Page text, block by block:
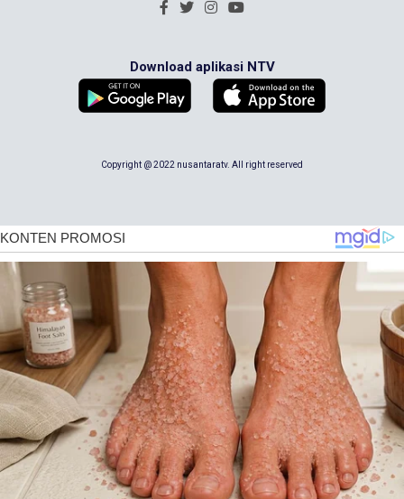
Download aplikasi NTV
Copyright @ 2022 nusantaratv. All right reserved